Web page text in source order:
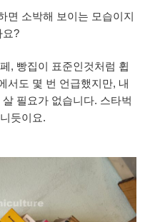
면 소박해 보이는 모습이지
요?
, 빵집이 표준인것처럼 휩
서도 몇 번 언급했지만, 내
필요가 없습니다. 스타벅
듯이요.